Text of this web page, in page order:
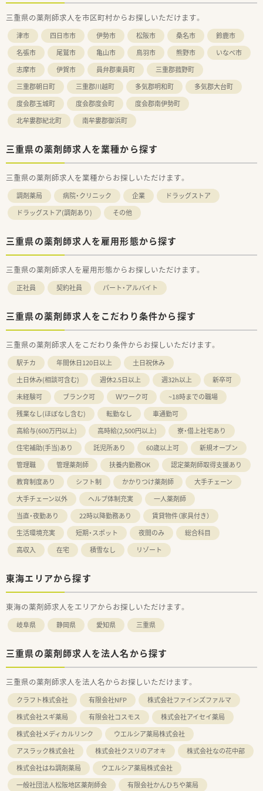
三重県の薬剤師求人を市区町村からお探しいただけます。
津市 四日市市 伊勢市 松阪市 桑名市
鈴鹿市
名張市
尾鷲市 亀山市 鳥羽市 熊野市
いなべ市
志摩市
伊賀市 員弁郡東員町
三重郡菰野町
三重郡朝日町
三重郡川越町 多気郡明和町
多気郡大台町
度会郡玉城町
度会郡度会町
度会郡南伊勢町
北牟婁郡紀北町
南牟婁郡御浜町
三重県の薬剤師求人を業種から探す
三重県の薬剤師求人を業種からお探しいただけます。
調剤薬局 病院・クリニック 企業
ドラッグストア
ドラッグストア(調剤あり)
その他
三重県の薬剤師求人を雇用形態から探す
三重県の薬剤師求人を雇用形態からお探しいただけます。
正社員 契約社員 パート・アルバイト
三重県の薬剤師求人をこだわり条件から探す
三重県の薬剤師求人をこだわり条件からお探しいただけます。
駅チカ 年間休日120日以上
土日祝休み
土日休み(相談可含む)
週休2.5日以上 週32h以上
新卒可
未経験可
ブランク可 Ｗワーク可
~18時までの職場
残業なし(ほぼなし含む)
転勤なし
車通勤可
高給与(600万円以上)
高時給(2,500円以上)
寮・借上社宅あり
住宅補助(手当)あり
託児所あり 60歳以上可
新規オープン
管理職
管理薬剤師 扶養内勤務OK
認定薬剤師取得支援あり
教育制度あり
シフト制 かかりつけ薬剤師
大手チェーン
大手チェーン以外
ヘルプ体制充実
一人薬剤師
当直・夜勤あり
22時以降勤務あり
賃貸物件（家具付き）
生活環境充実
短期・スポット 夜間のみ
総合科目
高収入
在宅 積雪なし リゾート
東海エリアから探す
東海の薬剤師求人をエリアからお探しいただけます。
岐阜県 静岡県 愛知県 三重県
三重県の薬剤師求人を法人名から探す
三重県の薬剤師求人を法人名からお探しいただけます。
クラフト株式会社 有限会社NFP
株式会社ファインズファルマ
株式会社スギ薬局
有限会社コスモス
株式会社アイセイ薬局
株式会社メディカルリンク
ウエルシア薬局株式会社
アスラック株式会社
株式会社クスリのアオキ
株式会社なの花中部
株式会社はね調剤薬局
ウエルシア薬局株式会社
一般社団法人松阪地区薬剤師会
有限会社かんひちや薬局